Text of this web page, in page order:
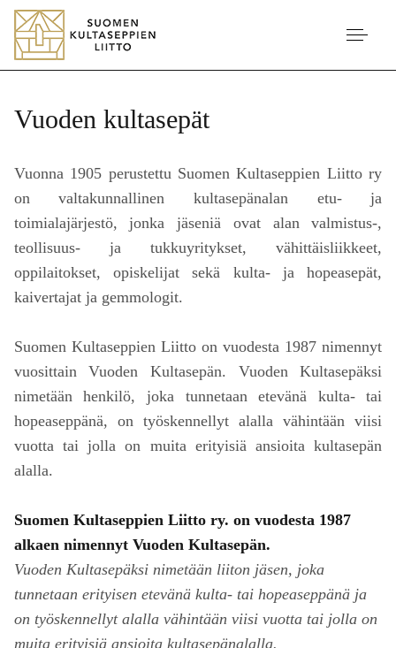
Vuoden kultasepät
Vuonna 1905 perustettu Suomen Kultaseppien Liitto ry
on valtakunnallinen kultasepänalan etu- ja
toimialajärjestö, jonka jäseniä ovat alan valmistus-,
teollisuus- ja tukkuyritykset, vähittäisliikkeet,
oppilaitokset, opiskelijat sekä kulta- ja hopeasepät,
kaivertajat ja gemmologit.
Suomen Kultaseppien Liitto on vuodesta 1987 nimennyt
vuosittain Vuoden Kultasepän. Vuoden Kultasepäksi
nimetään henkilö, joka tunnetaan etevänä kulta- tai
hopeaseppänä, on työskennellyt alalla vähintään viisi
vuotta tai jolla on muita erityisiä ansioita kultasepän
alalla.
Suomen Kultaseppien Liitto ry. on vuodesta 1987
alkaen nimennyt Vuoden Kultasepän.
Vuoden Kultasepäksi nimetään liiton jäsen, joka
tunnetaan erityisen etevänä kulta- tai hopeaseppänä ja
on työskennellyt alalla vähintään viisi vuotta tai jolla on
muita erityisiä ansioita kultasepänalalla.